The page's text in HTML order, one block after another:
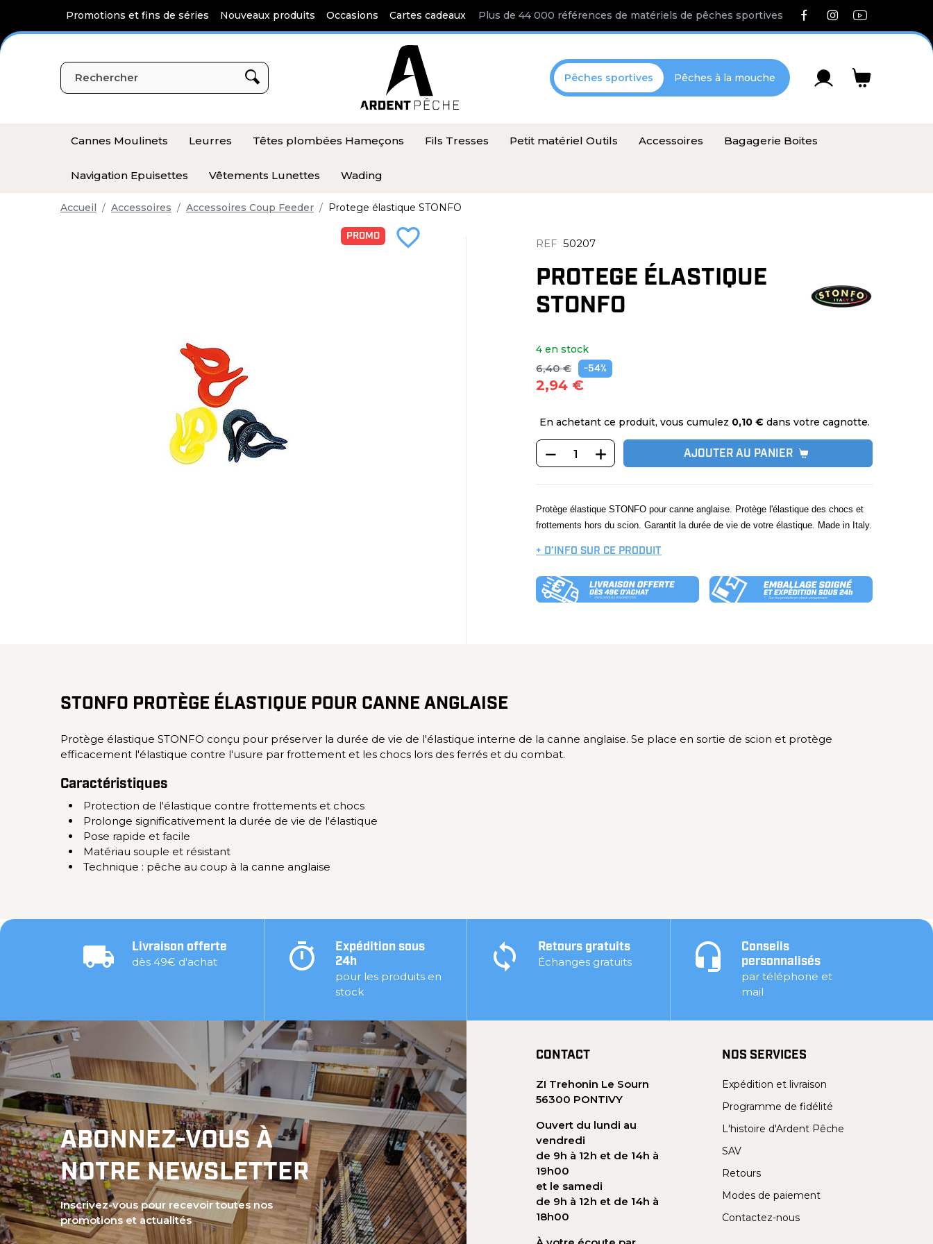
Promotions et fins de séries Nouveaux produits Occasions Cartes cadeaux Plus de 44 000 références de matériels de pêches sportives
Pêches sportives Pêches à la mouche
Cannes Moulinets Leurres Têtes plombées Hameçons Fils Tresses Petit matériel Outils Accessoires Bagagerie Boites
Navigation Epuisettes Vêtements Lunettes Wading
Accueil Accessoires Accessoires Coup Feeder Protege élastique STONFO
PROMO favorite_border REF 50207
PROTEGE ÉLASTIQUE
STONFO
4 en stock
6,40 € -54%
2,94 €
En achetant ce produit, vous cumulez 0,10 € dans votre cagnotte.
AJOUTER AU PANIER
Protège élastique STONFO pour canne anglaise. Protège l'élastique des chocs et
frottements hors du scion. Garantit la durée de vie de votre élastique. Made in Italy.
+ D’INFO SUR CE PRODUIT
STONFO PROTÈGE ÉLASTIQUE POUR CANNE ANGLAISE
Protège élastique STONFO conçu pour préserver la durée de vie de l'élastique interne de la canne anglaise. Se place en sortie de scion et protège
efficacement l'élastique contre l'usure par frottement et les chocs lors des ferrés et du combat.
Caractéristiques
Protection de l'élastique contre frottements et chocs
Prolonge significativement la durée de vie de l'élastique
Pose rapide et facile
Matériau souple et résistant
Technique : pêche au coup à la canne anglaise
Livraison offerte
dès 49€ d'achat
Expédition sous
24h
pour les produits en
stock
Retours gratuits
Échanges gratuits
Conseils
personnalisés
par téléphone et
mail
ABONNEZ-VOUS À
NOTRE NEWSLETTER
Inscrivez-vous pour recevoir toutes nos
promotions et actualités
CONTACT
ZI Trehonin Le Sourn
56300 PONTIVY
Ouvert du lundi au
vendredi
de 9h à 12h et de 14h à
19h00
et le samedi
de 9h à 12h et de 14h à
18h00
NOS SERVICES
Expédition et livraison
Programme de fidélité
L'histoire d'Ardent Pêche
SAV
Retours
Modes de paiement
Contactez-nous